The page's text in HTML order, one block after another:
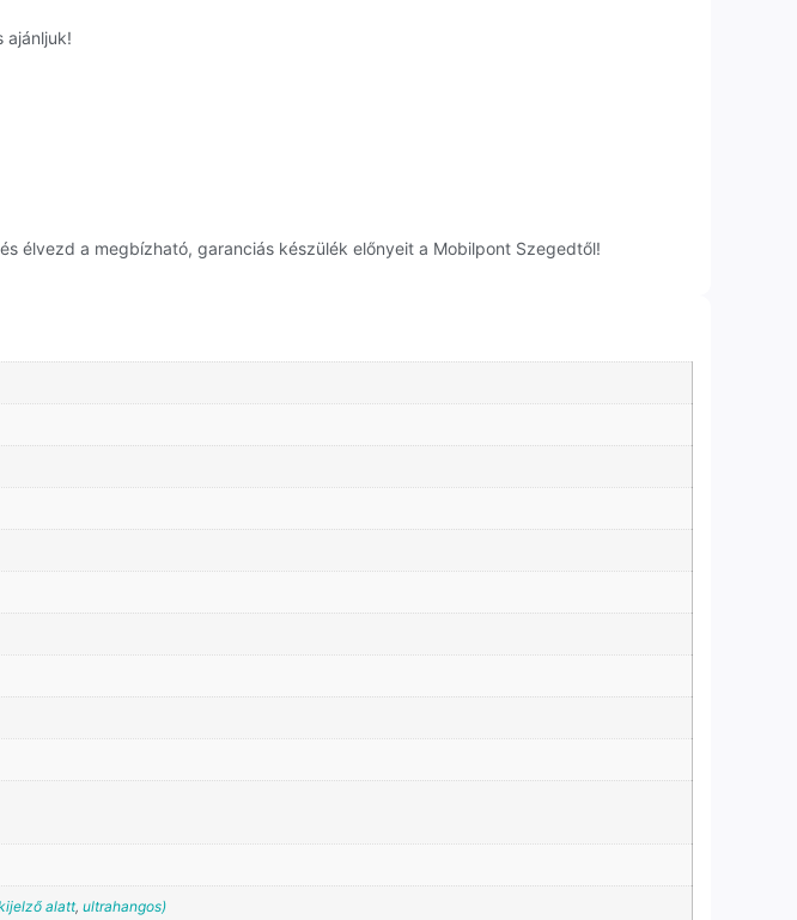
ajánljuk!
élvezd a megbízható, garanciás készülék előnyeit a Mobilpont Szegedtől!
alatt, ultrahangos)